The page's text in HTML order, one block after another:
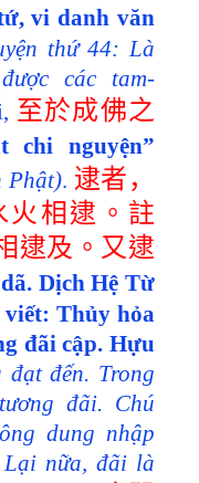
vi danh văn
thứ 44: Là
các tam-
至於成佛之
chi nguyện”
Phật). 逮者，
火相逮。註
逮及。又逮
Dịch Hệ Từ
viết: Thủy hỏa
đãi cập. Hựu
đến. Trong
đãi. Chú
dung nhập
Lại nữa, đãi là